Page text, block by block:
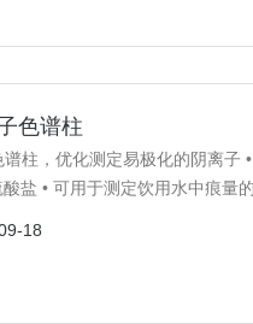
色谱柱
柱，优化测定易极化的阴离子
盐 • 可用于测定饮用水中痕量
18